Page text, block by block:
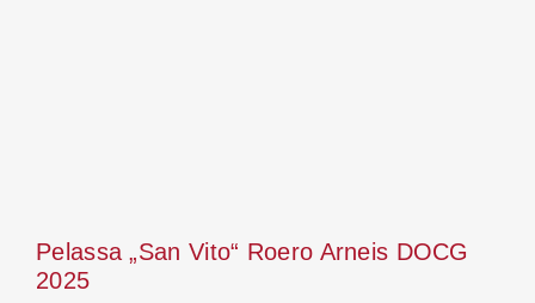
Pelassa „San Vito“ Roero Arneis DOCG
2025